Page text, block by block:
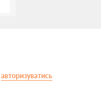
авторизуватись